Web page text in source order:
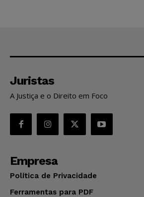
Juristas
A Justiça e o Direito em Foco
Empresa
Política de Privacidade
Ferramentas para PDF